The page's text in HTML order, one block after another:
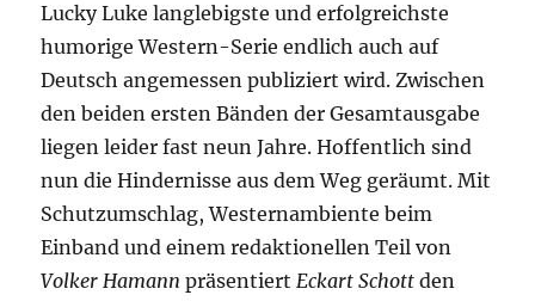
Lucky Luke langlebigste und erfolgreichste
humorige Western-Serie endlich auch auf
Deutsch angemessen publiziert wird. Zwischen
den beiden ersten Bänden der Gesamtausgabe
liegen leider fast neun Jahre. Hoffentlich sind
nun die Hindernisse aus dem Weg geräumt. Mit
Schutzumschlag, Westernambiente beim
Einband und einem redaktionellen Teil von
Volker Hamann präsentiertEckart Schott den